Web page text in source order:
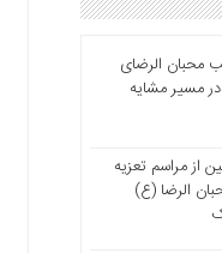
محبان الرضای
از مراسم تعزیه
الرضا (ع)